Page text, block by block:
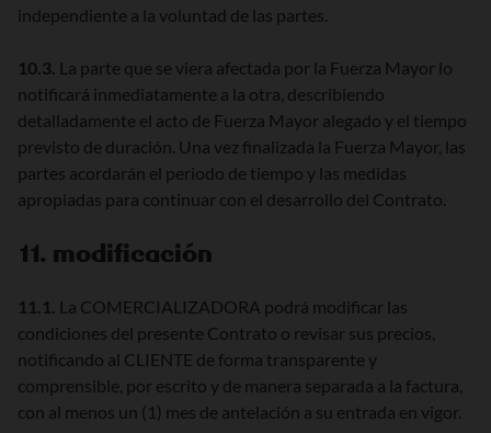
independiente a la voluntad de las partes.
10.3. La parte que se viera afectada por la Fuerza Mayor lo
notificará inmediatamente a la otra, describiendo
detalladamente el acto de Fuerza Mayor alegado y el tiempo
previsto de duración. Una vez finalizada la Fuerza Mayor, las
partes acordarán el periodo de tiempo y las medidas
apropiadas para continuar con el desarrollo del Contrato.
11. modificación
11.1. La COMERCIALIZADORA podrá modificar las
condiciones del presente Contrato o revisar sus precios,
notificando al CLIENTE de forma transparente y
comprensible, por escrito y de manera separada a la factura,
con al menos un (1) mes de antelación a su entrada en vigor.